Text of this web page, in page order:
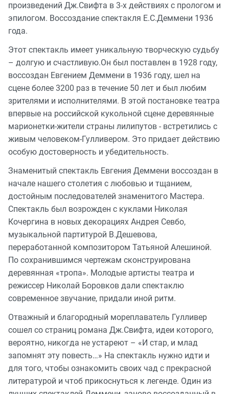
произведений Дж.Свифта в 3-х действиях с прологом и
эпилогом. Воссоздание спектакля Е.С.Деммени 1936
года.
Этот спектакль имеет уникальную творческую судьбу
– долгую и счастливую.Он был поставлен в 1928 году,
воссоздан Евгением Деммени в 1936 году, шел на
сцене более 3200 раз в течение 50 лет и был любим
зрителями и исполнителями. В этой постановке театра
впервые на российской кукольной сцене деревянные
марионетки-жители страны лилипутов - встретились с
живым человеком-Гулливером. Это придает действию
особую достоверность и убедительность.
Знаменитый спектакль Евгения Деммени воссоздан в
начале нашего столетия с любовью и тщанием,
достойным последователей знаменитого Мастера.
Спектакль был возрожден с куклами Николая
Кочергина в новых декорациях Андрея Севбо,
музыкальной партитурой В.Дешевова,
переработанной композитором Татьяной Алешиной.
По сохранившимся чертежам сконструирована
деревянная «тропа». Молодые артисты театра и
режиссер Николай Боровков дали спектаклю
современное звучание, придали иной ритм.
Отважный и благородный мореплаватель Гулливер
сошел со страниц романа Дж.Свифта, идеи которого,
вероятно, никогда не устареют – «И стар, и млад
запомнят эту повесть…» На спектакль нужно идти и
для того, чтобы ознакомить своих чад с прекрасной
литературой и чтоб прикоснуться к легенде. Один из